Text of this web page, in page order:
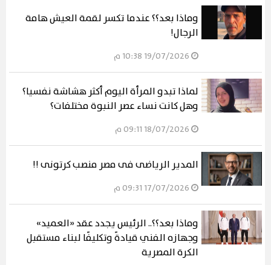
وماذا بعد؟؟ عندما تكسر لقمة العيش هامة
الرجال!
لماذا تبدو المرأة اليوم أكثر هشاشة نفسيا؟
وهل كانت نساء عصر النبوة مختلفات؟
المدير الرياضى فى مصر منصب كرتونى !!
وماذا بعد؟؟.. الرئيس يجدد عقد «العميد»
وجهازه الفني قيادةً وتكليفًا لبناء مستقبل
الكرة المصرية